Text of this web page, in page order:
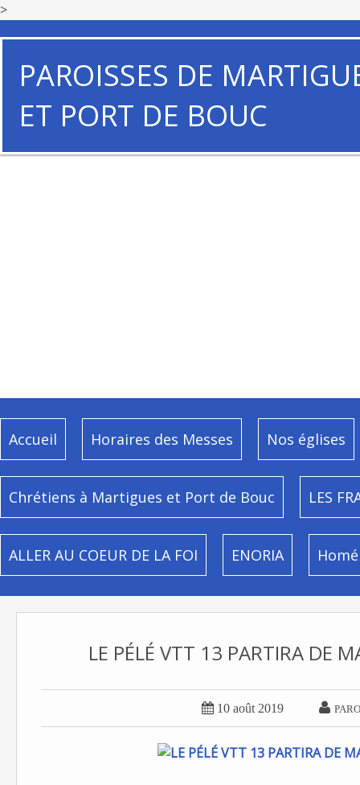
>
PAROISSES DE
ET PORT DE BOUC
Accueil Horaires des Messes Nos églises
Chrétiens à Martigues et Port de Bouc LES
ALLER AU COEUR DE LA FOI ENORIA
LE PÉLÉ VTT 13 PARTIRA DE
 10 août 2019 